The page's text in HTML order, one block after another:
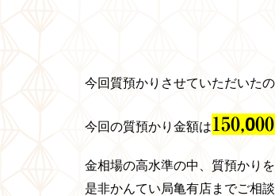
今回質預かりさせていただいた
今回の質預かり金額は150,0
金相場の高水準の中、質預かり
是非かんてい局亀有店までご相談